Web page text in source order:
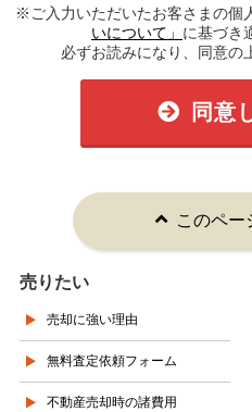
※ご入力いただいたお客さまの個
いについて」 に基づき
必ずお読みになり、同意の
同意
このペー
売りたい
売却に強い理由
無料査定依頼フォーム
不動産売却時の諸費用